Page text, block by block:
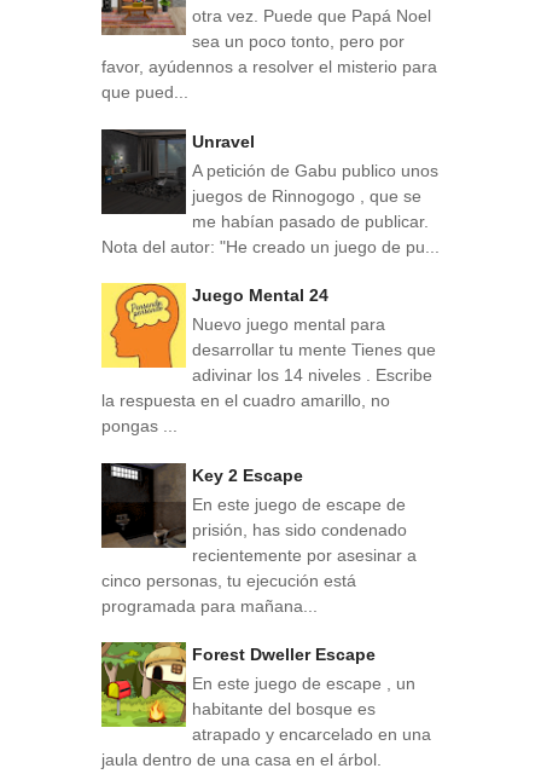
otra vez. Puede que Papá Noel
sea un poco tonto, pero por
favor, ayúdennos a resolver el misterio para
que pued...
Unravel
A petición de Gabu publico unos
juegos de Rinnogogo , que se
me habían pasado de publicar.
Nota del autor: "He creado un juego de pu...
Juego Mental 24
Nuevo juego mental para
desarrollar tu mente Tienes que
adivinar los 14 niveles . Escribe
la respuesta en el cuadro amarillo, no
pongas ...
Key 2 Escape
En este juego de escape de
prisión, has sido condenado
recientemente por asesinar a
cinco personas, tu ejecución está
programada para mañana...
Forest Dweller Escape
En este juego de escape , un
habitante del bosque es
atrapado y encarcelado en una
jaula dentro de una casa en el árbol.